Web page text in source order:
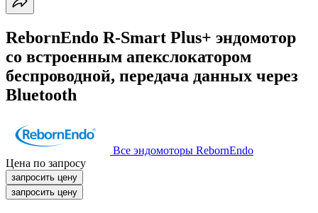
RebornEndo R-Smart Plus+ эндомотор
со встроенным апекслокатором
беспроводной, передача данных через
Bluetooth
Все эндомоторы RebornEndo
Цена по запросу
запросить цену
запросить цену